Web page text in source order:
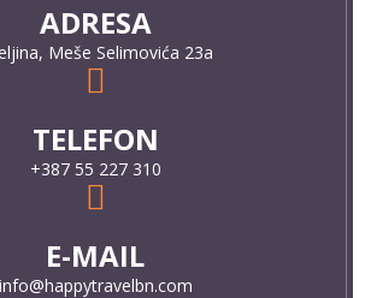
ADRESA
Meše Selimovića 23a
TELEFON
+387 55 227 310
E-MAIL
info@happytravelbn.com